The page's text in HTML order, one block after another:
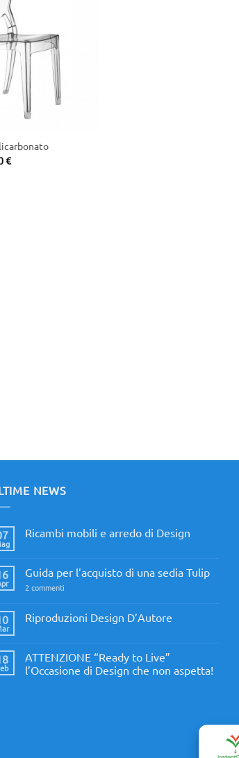
€Price
NEWS
Ricambi mobili e arredo di Design
Ricambi
e
Design
Guida per l’acquisto di una sedia Tulip
2 commenti
l’acquisto
di
Riproduzioni Design D’Autore
Riproduzioni
Design
D’Autore
ATTENZIONE “Ready to Live”
l’Occasione di Design che non aspetta!